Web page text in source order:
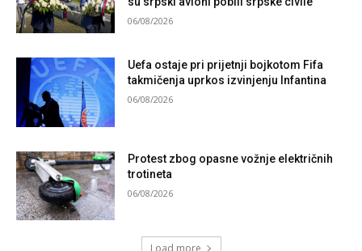
06/08/2026
Uefa ostaje pri prijetnji bojkotom Fifa
takmičenja uprkos izvinjenju Infantina
06/08/2026
Protest zbog opasne vožnje električnih
trotineta
06/08/2026